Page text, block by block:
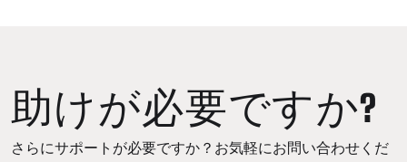
助けが必要ですか?
さらにサポートが必要ですか？お気軽にお問い合わせくだ